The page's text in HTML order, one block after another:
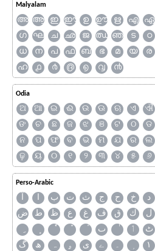
Malyalam
അ ആ ഇ ഈ ഉ ഊ ഋ എ ഏ
ഗ
ഘ ച ഛ ജ ഝ ഞ ട ഠ
ധ
ന പ ഫ ബ ഭ മ യ ര
ഹ
൧ ൪ ൫ ൭ ൮ ൯
Odia
ଅ ଆ ଇ ଈ ଉ ଊ ଋ ଏ ଐ
ଙ
ଚ ଛ ଜ ଝ ଞ ଟ ଠ ଡ
ନ
ପ ଫ ବ ଭ ମ ଯ ର ଲ
ଢ଼
ୟ ୦ ୧ ୨ ୩ ୪ ୫ ୬
Perso-Arabic
آ ا ب ت ث ج ح خ د
ض
ط ظ ع غ ف ق ك ل
ٮ
ٲ ٹ
گ
ھ ہ ۄ ی ے ۔ ۱